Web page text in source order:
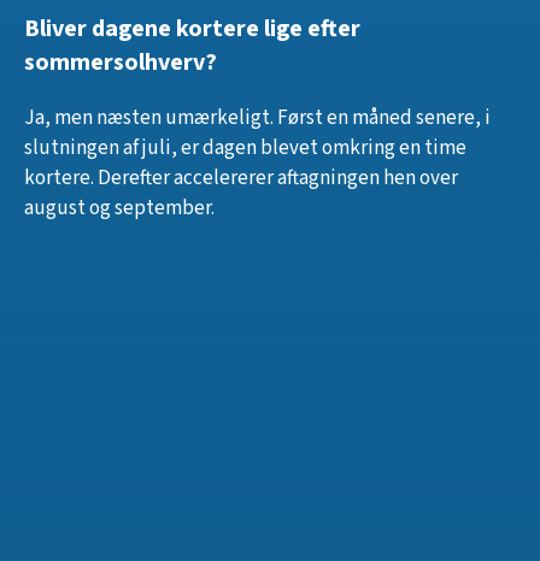
Bliver dagene kortere lige efter
sommersolhverv?
Ja, men næsten umærkeligt. Først en måned senere, i
slutningen af juli, er dagen blevet omkring en time
kortere. Derefter accelererer aftagningen hen over
august og september.